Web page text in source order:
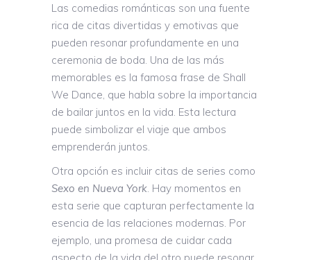
Las comedias románticas son una fuente
rica de citas divertidas y emotivas que
pueden resonar profundamente en una
ceremonia de boda. Una de las más
memorables es la famosa frase de Shall
We Dance, que habla sobre la importancia
de bailar juntos en la vida. Esta lectura
puede simbolizar el viaje que ambos
emprenderán juntos.
Otra opción es incluir citas de series como
Sexo en Nueva York. Hay momentos en
esta serie que capturan perfectamente la
esencia de las relaciones modernas. Por
ejemplo, una promesa de cuidar cada